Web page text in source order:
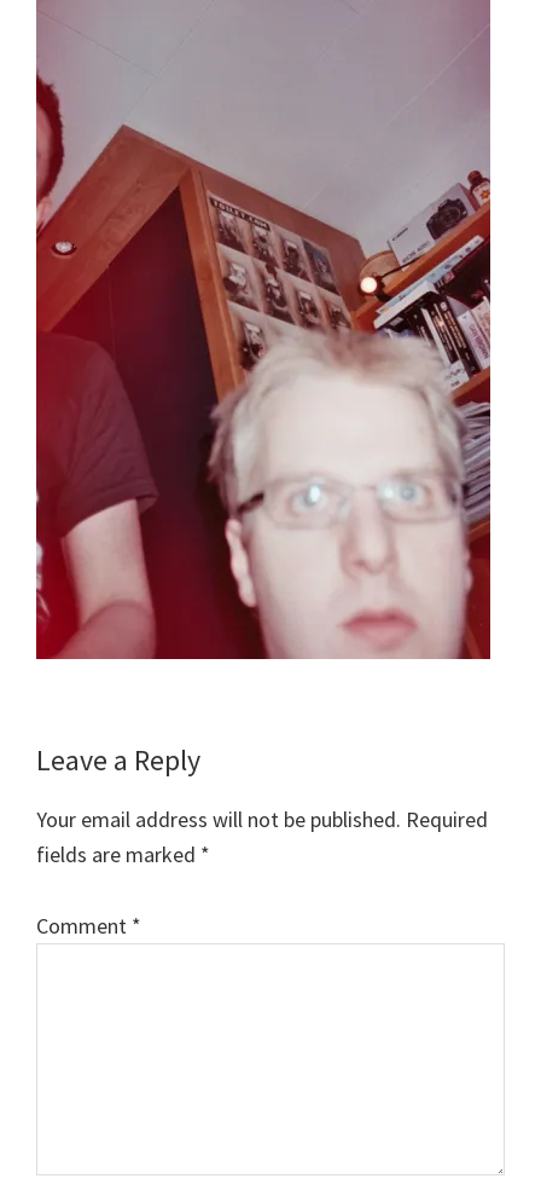
Reader
Interactions
Leave a Reply
Your email address will not be published. Required
fields are marked *
Comment *